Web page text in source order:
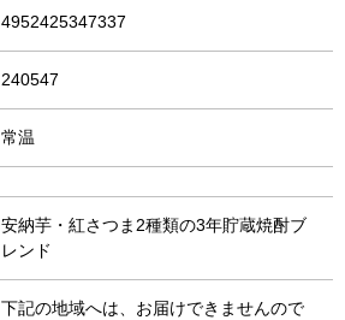
4952425347337
240547
常温
安納芋・紅さつま2種類の3年貯蔵焼酎ブ
レンド
下記の地域へは、お届けできませんので